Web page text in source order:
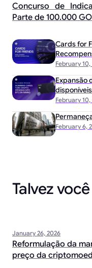
Concurso de
Parte de 100.000
February 10,
Cards for
February 10,
Expansão
February 6,
Talvez
January 26, 2026
Reformulação da
preço da